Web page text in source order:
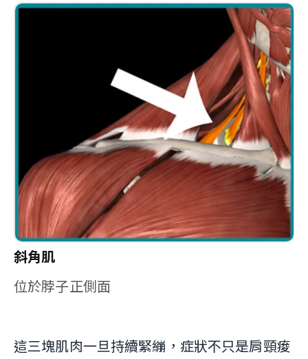
斜角肌
位於脖子正側面
這三塊肌肉一旦持續緊繃，症狀不只是肩頸痠